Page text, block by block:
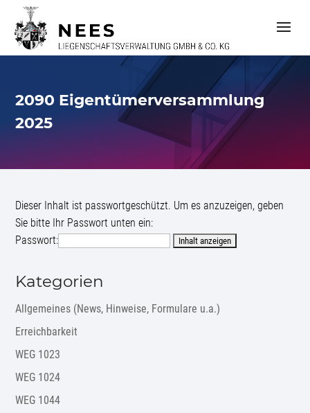
t
2090 Eigentümerversammlung
2025
Kategorien
Allgemeines (News, Hinweise, Formulare u.a.)
Erreichbarkeit
WEG 1023
WEG 1024
WEG 1044
Dieser Inhalt ist passwortgeschützt. Um es anzuzeigen, geben
Sie bitte Ihr Passwort unten ein:
Passwort: